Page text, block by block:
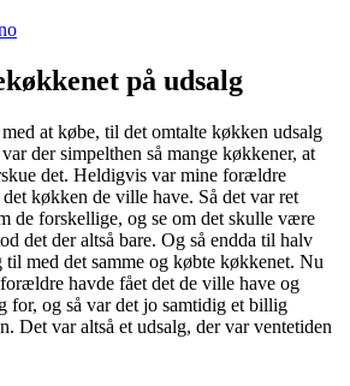
på udsalg
at købe, til det omtalte køkken udsalg
der simpelthen så mange køkkener, at
det. Heldigvis var mine forældre
køkken de ville have. Så det var ret
de forskellige, og se om det skulle være
det der altså bare. Og så endda til halv
med det samme og købte køkkenet. Nu
havde fået det de ville have og
for, og så var det jo samtidig et billig
Det var altså et udsalg, der var ventetiden